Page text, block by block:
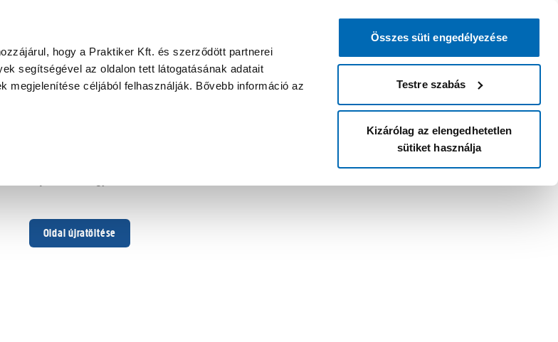
hogy a Praktiker Kft. és szerződött partnerei
segítségével az oldalon tett látogatásának adatait
megjelenítése céljából felhasználják. Bővebb információ az
Összes süti engedélyezése
Testre szabás
Kizárólag az elengedhetetlen
sütiket használja
Oldal újratöltése